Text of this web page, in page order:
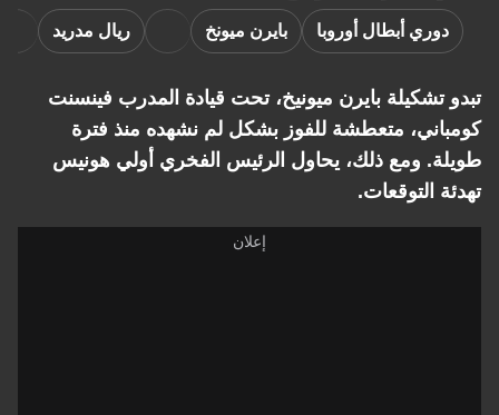
دوري أبطال أوروبا بايرن ميونخ ريال مدريد
تبدو تشكيلة بايرن ميونيخ، تحت قيادة المدرب فينسنت
كومباني، متعطشة للفوز بشكل لم نشهده منذ فترة
طويلة. ومع ذلك، يحاول الرئيس الفخري أولي هونيس
تهدئة التوقعات.